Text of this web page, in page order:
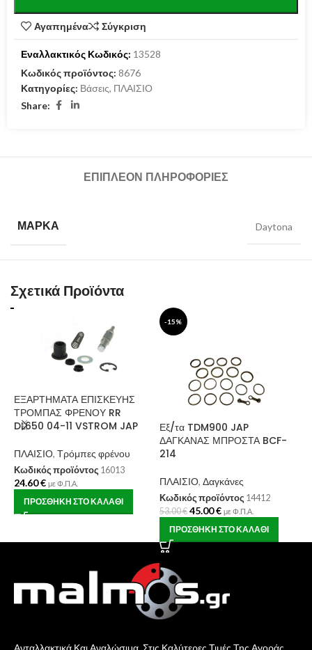
Αγαπημένα Σύγκριση
Εναλλακτικός Κωδικός: 13528
Κωδικός προϊόντος: 8676
Κατηγορίες: Βάσεις, ΠΛΑΙΣΙΟ
Share:
ΕΠΙΠΛΈΟΝ ΠΛΗΡΟΦΟΡΊΕΣ
ΜΆΡΚΑ Daytona
Σχετικά Προϊόντα
ΕΞΑΡΤΗΜΑΤΑ ΕΠΙΣΚΕΥΗΣ
ΤΡΟΜΠΑΣ ΦΡΕΝΟΥ RR
DL650 04-11 VSTROM JAP
ΠΛΑΙΣΙΟ, Τρόμπες φρένου
Κωδικός προϊόντος 16013
24.60€ με Φ.Π.Α.
ΠΡΟΣΘΉΚΗ ΣΤΟ ΚΑΛΆΘΙ
-15%
Εξ/τα TDM900 JAP
ΔΑΓΚΑΝΑΣ ΜΠΡΟΣΤΑ BCF-
214
ΠΛΑΙΣΙΟ, Δαγκάνες
Κωδικός προϊόντος 14412
53.00€ 45.00€ με Φ.Π.Α.
ΠΡΟΣΘΉΚΗ ΣΤΟ ΚΑΛΆΘΙ
Ανταλλακτικά Και Αναλώσιμα, Στις Καλύτερες Τιμές Της Αγοράς.